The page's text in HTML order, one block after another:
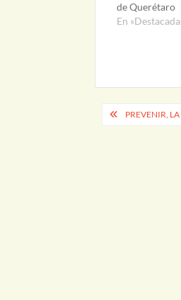
de Querétaro
En
PREVENIR,